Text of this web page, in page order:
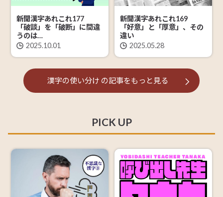
新聞漢字あれこれ177
「破談」を「破断」に間違
うのは…
2025.10.01
新聞漢字あれこれ169
「好意」と「厚意」、その
違い
2025.05.28
漢字の使い分け の記事をもっと見る
PICK UP